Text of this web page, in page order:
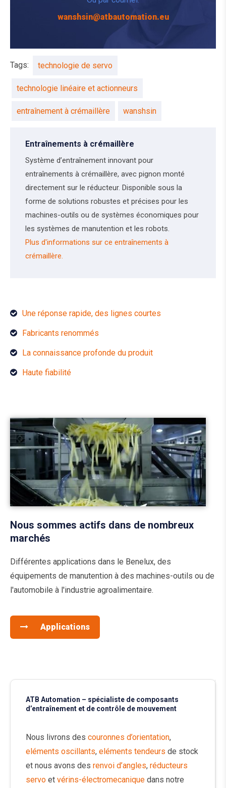
wanshsin@atbautomation.eu
Tags: technologie de servo
technologie linéaire et actionneurs
entraînement à crémaillère wanshsin
Entraînements à crémaillère
Système d’entraînement innovant pour
entraînements à crémaillère, avec pignon monté
directement sur le réducteur. Disponible sous la
forme de solutions robustes et précises pour les
machines-outils ou de systèmes économiques pour
les systèmes de manutention et les robots.
Plus d'informations sur ce entraînements à
crémaillère.
Une réponse rapide, des lignes courtes
Fabricants renommés
La connaissance profonde du produit
Haute fiabilité
Nous sommes actifs dans de nombreux
marchés
Différentes applications dans le Benelux, des
équipements de manutention à des machines-outils ou de
l'automobile à l'industrie agroalimentaire.
Applications
ATB Automation – spécialiste de composants
d’entraînement et de contrôle de mouvement
Nous livrons des couronnes d’orientation,
eléments oscillants, eléments tendeurs de stock
et nous avons des renvoi d’angles, réducteurs
servo et vérins-électromecanique dans notre